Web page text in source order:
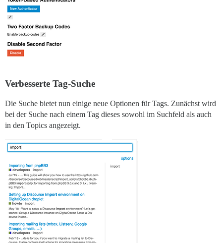
Verbesserte Tag-Suche
Die Suche bietet nun einige neue Optionen für Tags. Zunächst wird
bei der Suche nach einem Tag dieses sowohl im Suchfeld als auch
in den Topics angezeigt.